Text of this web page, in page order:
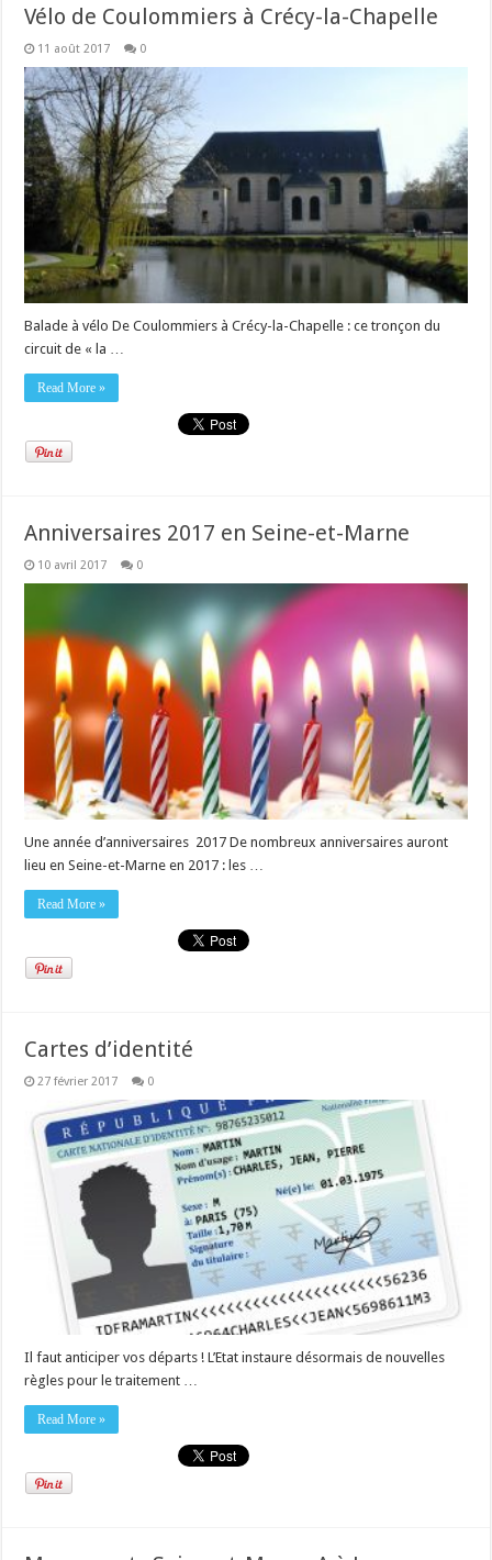
Vélo de Coulommiers à Crécy-la-Chapelle
11 août 2017 0
Balade à vélo De Coulommiers à Crécy-la-Chapelle : ce tronçon du
circuit de « la …
Read More »
Anniversaires 2017 en Seine-et-Marne
10 avril 2017 0
Une année d’anniversaires 2017 De nombreux anniversaires auront
lieu en Seine-et-Marne en 2017 : les …
Read More »
Cartes d’identité
27 février 2017 0
Il faut anticiper vos départs ! L’Etat instaure désormais de nouvelles
règles pour le traitement …
Read More »